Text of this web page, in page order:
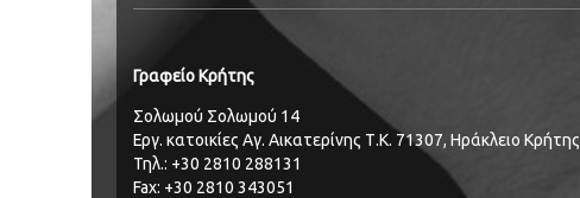
Γραφείο Κρήτης
Σολωμού Σολωμού 14
Εργ. κατοικίες Αγ. Αικατερίνης Τ.Κ. 71307, Ηράκλειο Κρήτης
Τηλ.: +30 2810 288131
Fax: +30 2810 343051